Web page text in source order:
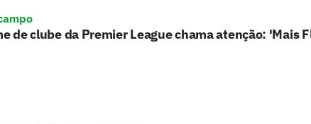
de clube da Premier League chama atenção: 'Mais